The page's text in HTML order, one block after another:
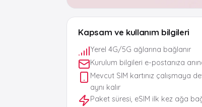
Kapsam ve kullanım bilgileri
Yerel 4G/5G ağlarına bağlanır
Kurulum bilgileri e-postanıza
Mevcut SIM kartınız çalışmaya
aynı kalır
Paket süresi, eSIM ilk kez ağa